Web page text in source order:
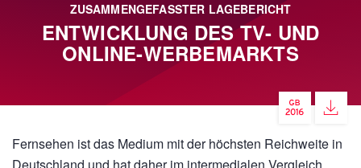
ZUSAMMENGEFASSTER LAGEBERICHT
ENTWICKLUNG DES TV- UND
ONLINE-WERBEMARKTS
Fernsehen ist das Medium mit der höchsten Reichweite in